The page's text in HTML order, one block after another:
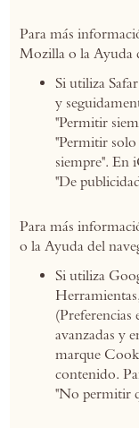
Para más
Mozilla o la Ayuda
Si utiliza
y
"Permitir
"Permitir solo
siempre". En
"De
Para más
o la Ayuda del
Si utiliza
(Preferencias
avanzadas y
marque
contenido.
"No permitir